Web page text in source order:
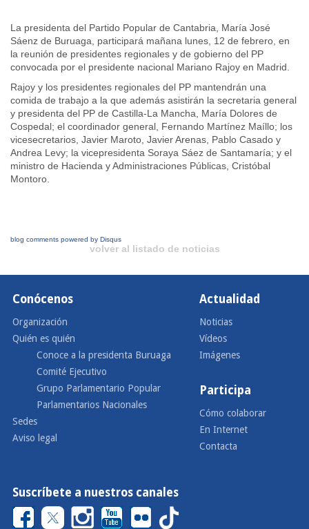
La presidenta del Partido Popular de Cantabria, María José
Sáenz de Buruaga, participará mañana lunes, 12 de febrero, en
la reunión de presidentes regionales y de gobierno del PP
convocada por el presidente nacional Mariano Rajoy en Madrid.
Rajoy y los presidentes regionales del PP mantendrán una
comida de trabajo a la que además asistirán la secretaria general
y presidenta del PP de Castilla-La Mancha, María Dolores de
Cospedal; el coordinador general, Fernando Martínez Maíllo; los
vicesecretarios, Javier Maroto, Javier Arenas, Pablo Casado y
Andrea Levy; la vicepresidenta Soraya Sáez de Santamaría; y el
ministro de Hacienda y Administraciones Públicas, Cristóbal
Montoro.
blog comments powered by Disqus
volver al listado de noticias
Conócenos
Organización
Quién es quién
Conoce a la presidenta Buruaga
Comité Ejecutivo
Grupo Parlamentario Popular
Parlamentarios Nacionales
Sedes
Aviso legal
Actualidad
Noticias
Vídeos
Imágenes
Participa
Cómo colaborar
En Internet
Contacta
Suscríbete a nuestros canales